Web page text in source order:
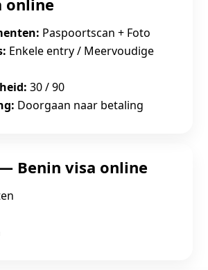
online
Paspoortscan + Foto
Enkele entry / Meervoudige
30 / 90
Doorgaan naar betaling
Benin visa online